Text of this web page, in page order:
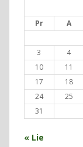
Pr A
3
4
10
11
17
18
24
25
31
« Lie